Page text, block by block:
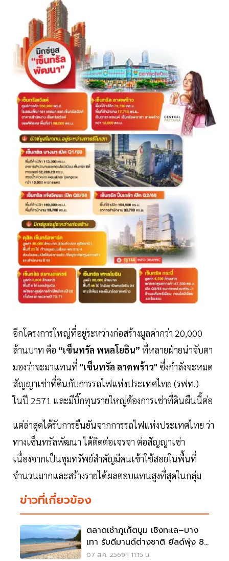
อีกโครงการใหญ่ที่อยู่ระหว่างก่อสร้างมูลค่ากว่า 20,000
ล้านบาท คือ “เซ็นทรัล พหลโยธิน” ที่หลายฝ่ายน่าจับตา
มองว่าจะมาแทนที่ "เซ็นทรัล ลาดพร้าว" ซึ่งกำลังจะหมด
สัญญาเช่าที่ดินกับการรถไฟแห่งประเทศไทย (รฟท.)
ในปี 2571 และมีบิ๊กทุนรายใหญ่ต้องการเช่าที่ดินผืนนี้ต่อ
แต่ล่าสุดได้รับการยืนยันจากการรถไฟแห่งประเทศไทย ว่า
ทางเซ็นทรัลพัฒนา ได้ติดต่อเจรจา ต่อสัญญาเช่า
เนื่องจากเป็นขุมทรัพย์สำคัญมีคนเข้าใช้สอยในพื้นที่
จำนวนมากและสร้างรายได้ผลตอบแทนสูงที่สุดในกลุ่ม
ข่าวที่เกี่ยวข้อง
ตลาดเช่าภูเก็ตบูม เชิงทะเล–บาง
เทา รับดีมานด์ต่างชาติ ยีลด์พุ่ง 8-
12%
07 ส.ค. 2569 | 11:15 น.